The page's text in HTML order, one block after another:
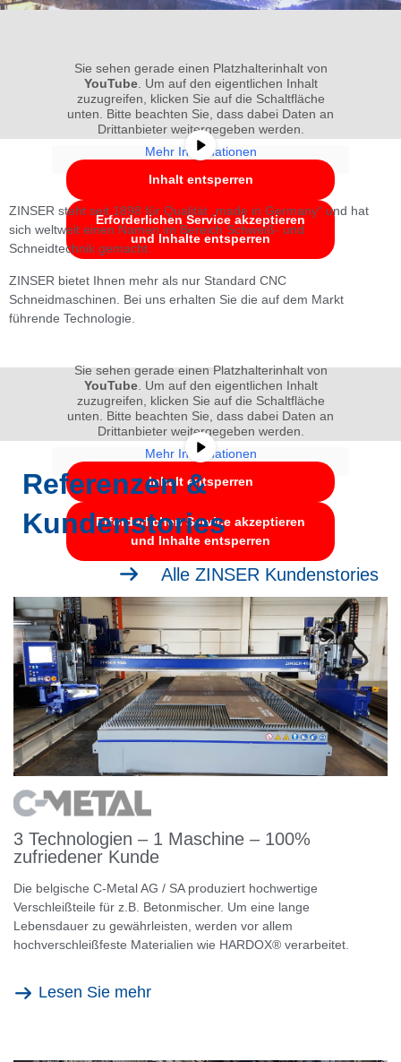
Fertigungsanforderungen passen.
Fertigungsanforderungen passen.
Fertigungsanforderungen passen.
Sie sehen gerade einen Platzhalterinhalt von
YouTube. Um auf den eigentlichen Inhalt
zuzugreifen, klicken Sie auf die Schaltfläche
unten. Bitte beachten Sie, dass dabei Daten an
Drittanbieter weitergegeben werden.
Mehr Informationen
Inhalt entsperren
Erforderlichen Service akzeptieren
und Inhalte entsperren
ZINSER steht seit 1898 für Qualität „made in Germany“ und hat
sich weltweit einen Namen im Bereich Schweiß- und
Schneidtechnik gemacht.
ZINSER bietet Ihnen mehr als nur Standard CNC
Schneidmaschinen. Bei uns erhalten Sie die auf dem Markt
führende Technologie.
Sie sehen gerade einen Platzhalterinhalt von
YouTube. Um auf den eigentlichen Inhalt
zuzugreifen, klicken Sie auf die Schaltfläche
unten. Bitte beachten Sie, dass dabei Daten an
Drittanbieter weitergegeben werden.
Mehr Informationen
Inhalt entsperren
Erforderlichen Service akzeptieren
und Inhalte entsperren
Referenzen &
Kundenstories
Alle ZINSER Kundenstories
3 Technologien – 1 Maschine – 100%
zufriedener Kunde
Die belgische C-Metal AG / SA produziert hochwertige
Verschleißteile für z.B. Betonmischer. Um eine lange
Lebensdauer zu gewährleisten, werden vor allem
hochverschleißfeste Materialien wie HARDOX® verarbeitet.
Lesen Sie mehr